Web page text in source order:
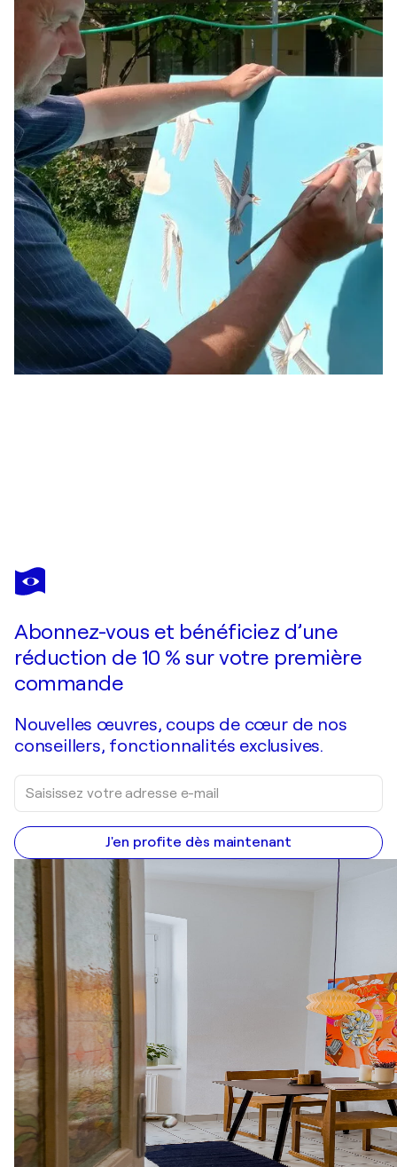
GRIGOR
VELEV
Je passe commande
Abonnez-vous et bénéficiez d’une
réduction de 10 % sur votre première
commande
Nouvelles œuvres, coups de cœur de nos
conseillers, fonctionnalités exclusives.
J'en profite dès maintenant